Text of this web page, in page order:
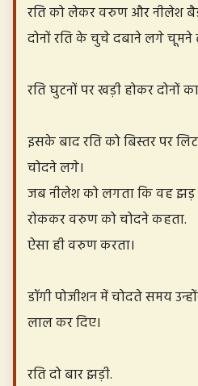
रति को लेकर वरुण और नीलेश
दोनों रति के चुचे दबाने लगे चूमने
रति घुटनों पर खड़ी होकर दोनों
इसके बाद रति को बिस्तर पर
चोदने लगे।
जब नीलेश को लगता कि वह झड़
रोककर वरुण को चोदने कहता.
ऐसा ही वरुण करता।
डॉगी पोजीशन में चोदते समय
लाल कर दिए।
रति दो बार झड़ी.